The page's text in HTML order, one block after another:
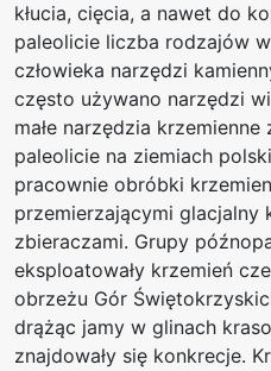
kłucia, cięcia, a nawet do
paleolicie liczba rodzajów
człowieka narzędzi
często używano narzędzi
małe narzędzia
paleolicie na ziemiach
pracownie obróbki
przemierzającymi glacjalny
zbieraczami. Grupy
eksploatowały krzemień
obrzeżu Gór
drążąc jamy w glinach
znajdowały się konkrecje.